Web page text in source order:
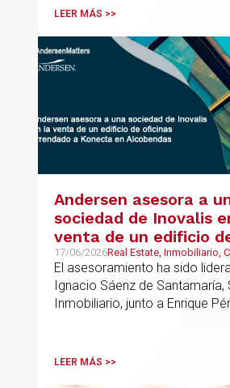
codirigirá el EU Real Estate
UK.
LEER MÁS >>
Andersen asesora a
sociedad de Inovalis
venta de un edificio
oficinas arrendado a
en Alcobendas
17/06/2026Real Estate, Inmobiliario,
y Urbanismo
El asesoramiento ha sido
Ignacio Sáenz de Santamaría,
Inmobiliario, junto a Enrique
LEER MÁS >>